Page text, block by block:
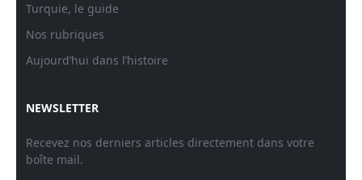
Turquie, le guide
Nos rubriques
Aujourd’hui dans l’histoire
NEWSLETTER
Recevez nos derniers articles directement dans votre
boîte mail.